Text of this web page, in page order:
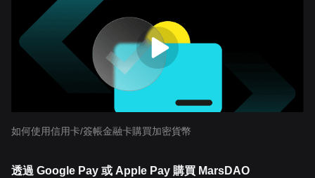
如何使用信用卡/簽帳金融卡購買加密貨幣
透過 Google Pay 或 Apple Pay 購買 MarsDAO